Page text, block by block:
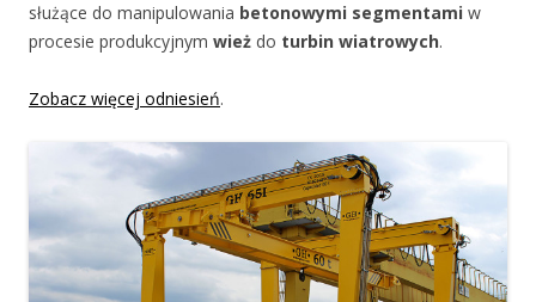
służące do manipulowania betonowymi segmentami w
procesie produkcyjnym wież do turbin wiatrowych.
Zobacz więcej odniesień.